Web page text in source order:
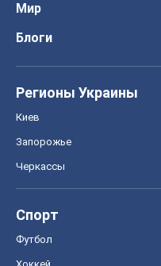
Мир
Блоги
Регионы Украины
Киев
Запорожье
Черкассы
Спорт
Футбол